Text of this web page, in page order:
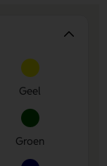
Geel
Groen